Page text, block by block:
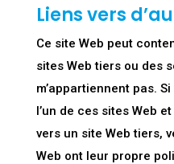
Liens vers
Ce site Web peut
sites Web tiers ou des
m’appartiennent pas.
l’un de ces sites Web
vers un site Web tiers,
Web ont leur propre